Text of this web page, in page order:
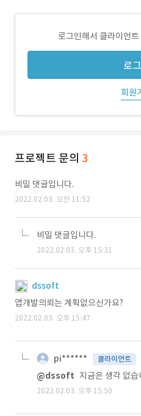
로그인해서 클라이언
로
회원
프로젝트 문의 3
비밀 댓글입니다.
2022.02.03. 오전 11:52
비밀 댓글입니다.
2022.02.03. 오후 15:31
dssoft
앱개발의뢰는 계획없으신가요?
2022.02.03. 오후 15:47
pi****** 클라이언트
@dssoft 지금은 생각 없습
2022.02.03. 오후 15:50